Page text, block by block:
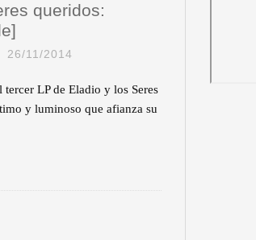
queridos:
26/11/2014
LP de Eladio y los Seres
y luminoso que afianza su